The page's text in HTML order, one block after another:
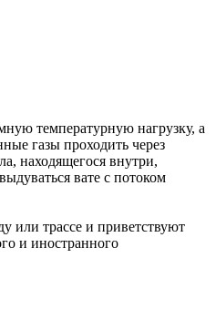
температурную нагрузку, а
газы проходить через
находящегося внутри,
вате с потоком
или трассе и приветствуют
и иностранного